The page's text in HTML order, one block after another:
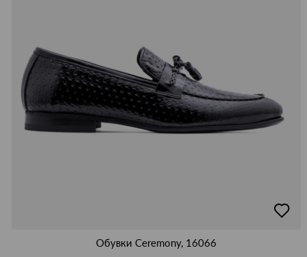
в
Обувки Ceremony, 16066